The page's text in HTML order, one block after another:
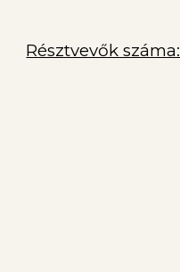
Résztvevők száma: